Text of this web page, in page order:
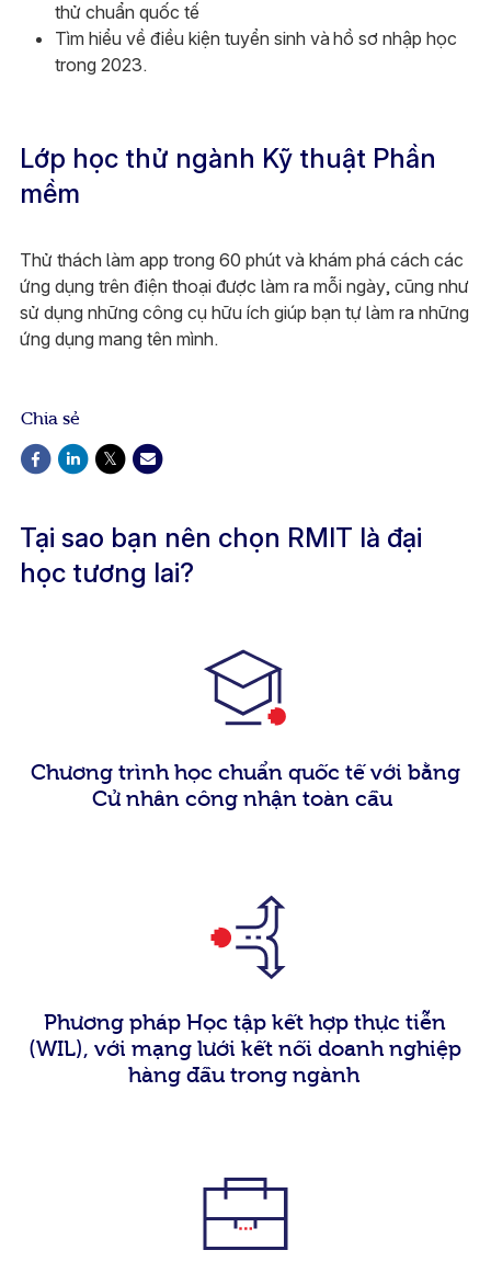
thử chuẩn quốc tế
Tìm hiểu về điều kiện tuyển sinh và hồ sơ nhập học
trong 2023.
Lớp học thử ngành Kỹ thuật Phần
mềm
Thử thách làm app trong 60 phút và khám phá cách các
ứng dụng trên điện thoại được làm ra mỗi ngày, cũng như
sử dụng những công cụ hữu ích giúp bạn tự làm ra những
ứng dụng mang tên mình.
Chia sẻ
Tại sao bạn nên chọn RMIT là đại
học tương lai?
Chương trình học chuẩn quốc tế với bằng
Cử nhân công nhận toàn cầu
Phương pháp Học tập kết hợp thực tiễn
(WIL), với mạng lưới kết nối doanh nghiệp
hàng đầu trong ngành